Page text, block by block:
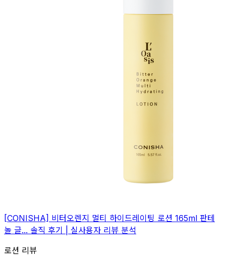
[CONISHA] 비터오렌지 멀티 하이드레이팅 로션 165ml 판테
놀 글... 솔직 후기 | 실사용자 리뷰 분석
로션 리뷰